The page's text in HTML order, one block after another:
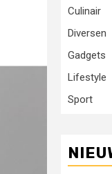
Culinair
Diversen
Gadgets
Lifestyle
Sport